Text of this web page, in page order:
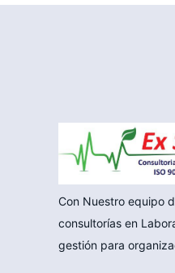
Con Nuestro equipo
consultorías en
gestión para